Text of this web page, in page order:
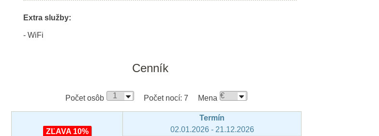
Extra služby:
- WiFi
Cenník
Počet osôb Počet nocí: 7 Mena
ZĽAVA 10%
Termín
02.01.2026 - 21.12.2026